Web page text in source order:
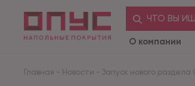
ЧТО ВЫ
О компании
Главная - Новости - Запуск нового